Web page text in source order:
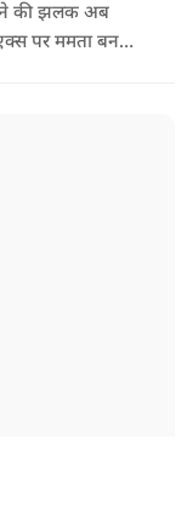
की झलक अब
पर ममता बनर्जी